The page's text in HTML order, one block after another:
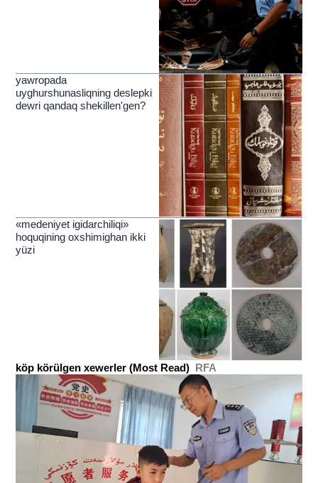
yawropada
uyghurshunasliqning deslepki
dewri qandaq shekillen'gen?
«medeniyet igidarchiliqi»
hoquqining oxshimighan ikki
yüzi
köp körülgen xewerler (Most Read) RFA